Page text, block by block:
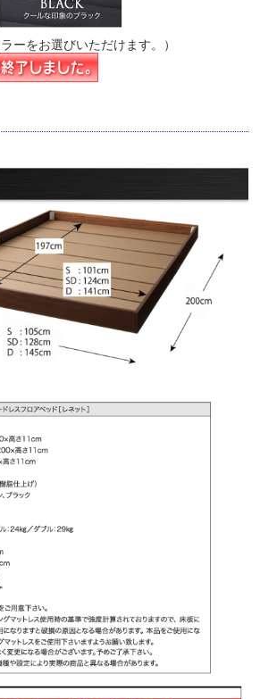
ーをお選びいただけます。）